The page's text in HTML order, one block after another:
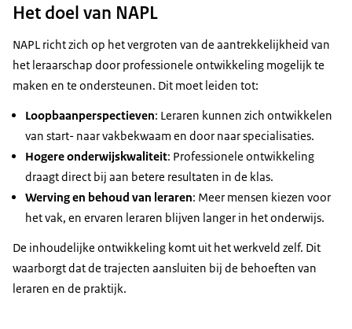
Het doel van NAPL
NAPL richt zich op het vergroten van de aantrekkelijkheid van
het leraarschap door professionele ontwikkeling mogelijk te
maken en te ondersteunen. Dit moet leiden tot:
Loopbaanperspectieven: Leraren kunnen zich ontwikkelen
van start- naar vakbekwaam en door naar specialisaties.
Hogere onderwijskwaliteit: Professionele ontwikkeling
draagt direct bij aan betere resultaten in de klas.
Werving en behoud van leraren: Meer mensen kiezen voor
het vak, en ervaren leraren blijven langer in het onderwijs.
De inhoudelijke ontwikkeling komt uit het werkveld zelf. Dit
waarborgt dat de trajecten aansluiten bij de behoeften van
leraren en de praktijk.